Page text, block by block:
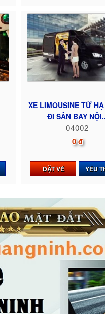
XE LIMOUSINE TỪ
ĐI SÂN BAY
04002
0 đ
ĐẶT VÉ YÊU